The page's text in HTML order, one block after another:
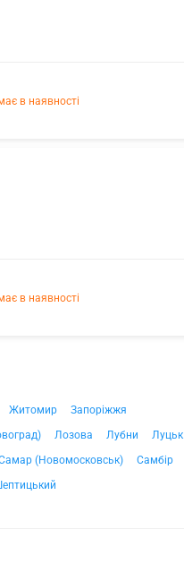
в наявності
в наявності
Житомир
Запоріжжя
Лозова Лубни
Луцьк
(Новомосковськ) Самбір